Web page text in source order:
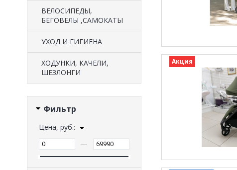
ВЕЛОСИПЕДЫ,
БЕГОВЕЛЫ ,САМОКАТЫ
УХОД И ГИГИЕНА
ХОДУНКИ, КАЧЕЛИ,
ШЕЗЛОНГИ
Фильтр
Цена, руб.:
—
Акция